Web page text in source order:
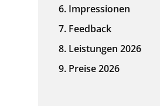
Impressionen
Feedback
Leistungen 2026
Preise 2026